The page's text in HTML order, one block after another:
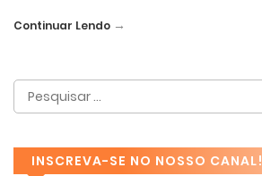
Continuar Lendo →
INSCREVA-SE NO NOSSO CANAL!